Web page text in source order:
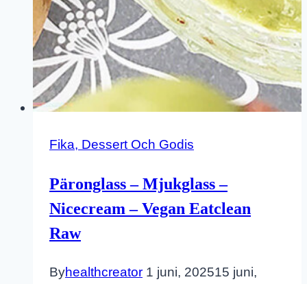
Fika, Dessert Och Godis
Päronglass – Mjukglass –
Nicecream – Vegan Eatclean
Raw
Byhealthcreator 1 juni, 202515 juni,